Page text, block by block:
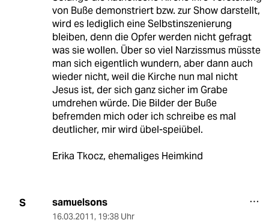
von Buße demonstriert bzw. zur Show darstellt,
wird es lediglich eine Selbstinszenierung
bleiben, denn die Opfer werden nicht gefragt
was sie wollen. Über so viel Narzissmus müsste
man sich eigentlich wundern, aber dann auch
wieder nicht, weil die Kirche nun mal nicht
Jesus ist, der sich ganz sicher im Grabe
umdrehen würde. Die Bilder der Buße
befremden mich oder ich schreibe es mal
deutlicher, mir wird übel-speiübel.
Erika Tkocz, ehemaliges Heimkind
S samuelsons
16.03.2011, 19:38 Uhr